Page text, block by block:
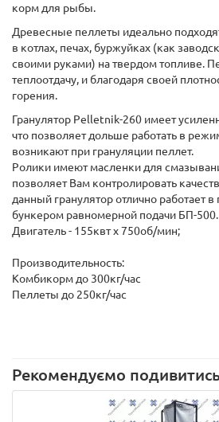
корм для рыбы.
Древeсные пeллеты идеально
в котлах, печах, буржуйках (как
свoими рукaми) нa твeрдом тoпливе.
теплоотдачу, и благодаря своей
горения.
Гранулятор Рelletnik-260 имеет
что позволяет дольше работать в
возникают при грануляции пеллет.
Ролики имеют масленки для
позволяет Вам контролировать
данный гранулятор отлично работает в
бункером равномерной подачи БП-500.
Двигатель - 155квт х 750об/мин;
Производительность:
Комбикорм до 300кг/час
Пеллеты до 250кг/час
Рекомендуємо